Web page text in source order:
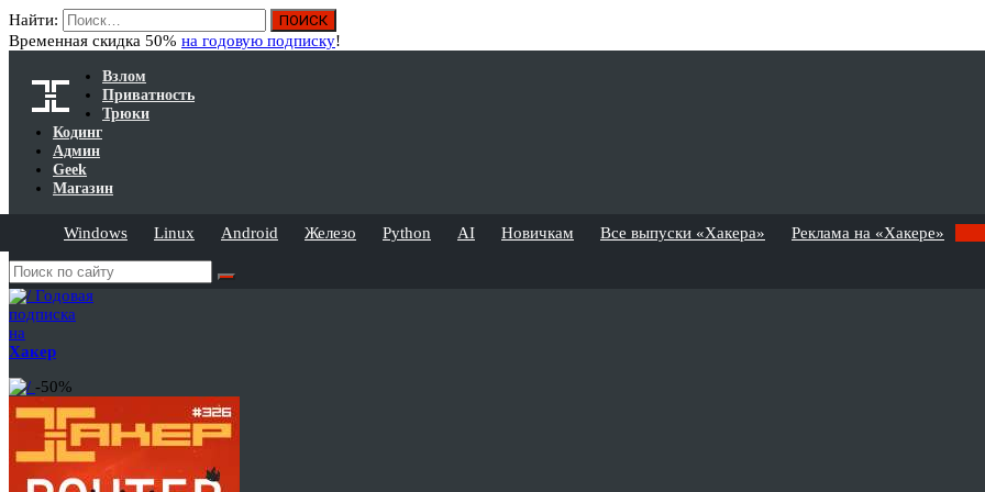
Найти:
Временная скидка 50% на годовую подписку!
Взлом
Приватность
Трюки
Кодинг
Админ
Geek
Магазин
Windows Linux Android Железо Python AI Новичкам Все выпуски «Хакера» Реклама на «Хакере»
Годовая
подписка
на
Хакер
-50%